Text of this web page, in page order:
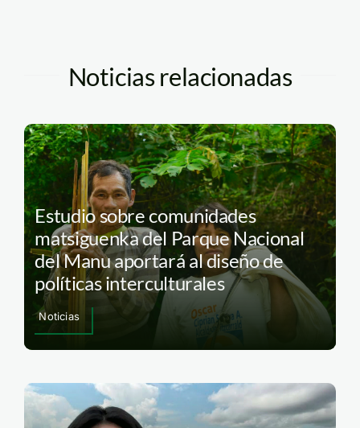
Noticias relacionadas
Estudio sobre comunidades
matsiguenka del Parque Nacional
del Manu aportará al diseño de
políticas interculturales
Noticias